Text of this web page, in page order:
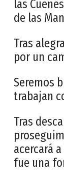
las
de las
Tras
por un
Seremos
trabajan
Tras
acercará
fue una